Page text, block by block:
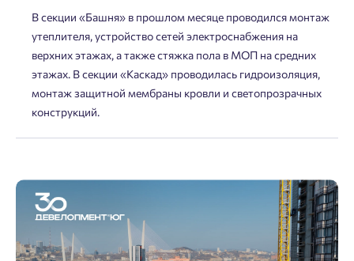
В секции «Башня» в прошлом месяце проводился монтаж
утеплителя, устройство сетей электроснабжения на
верхних этажах, а также стяжка пола в МОП на средних
этажах. В секции «Каскад» проводилась гидроизоляция,
монтаж защитной мембраны кровли и светопрозрачных
конструкций.